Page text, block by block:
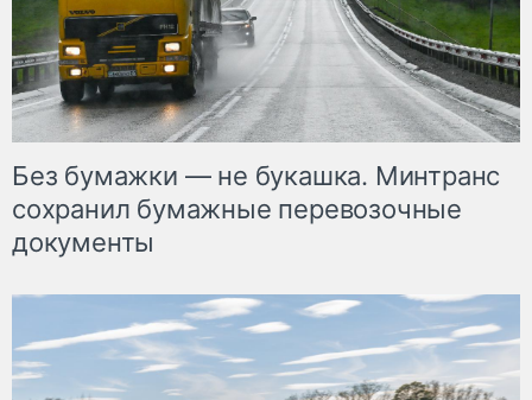
Без бумажки — не букашка. Минтранс
сохранил бумажные перевозочные
документы